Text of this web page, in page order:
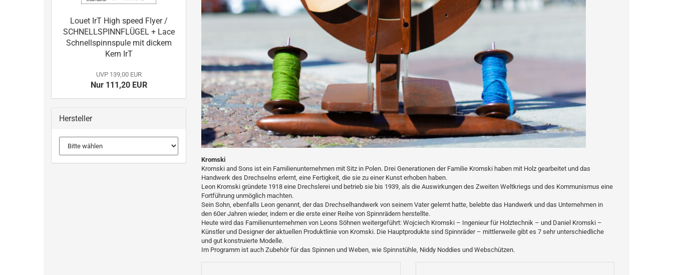
Kromski
Kromski and Sons ist ein Familienunternehmen mit Sitz in Polen. Drei Generationen der Familie Kromski haben mit Holz gearbeitet und das
Handwerk des Drechselns erlernt, eine Fertigkeit, die sie zu einer Kunst erhoben haben.
Leon Kromski gründete 1918 eine Drechslerei und betrieb sie bis 1939, als die Auswirkungen des Zweiten Weltkriegs und des Kommunismus eine
Fortführung unmöglich machten.
Sein Sohn, ebenfalls Leon genannt, der das Drechselhandwerk von seinem Vater gelernt hatte, belebte das Handwerk und das Unternehmen in
den 60er Jahren wieder, indem er die erste einer Reihe von Spinnrädern herstellte.
Heute wird das Familienunternehmen von Leons Söhnen weitergeführt: Wojciech Kromski – Ingenieur für Holztechnik – und Daniel Kromski –
Künstler und Designer der aktuellen Produktlinie von Kromski. Die Hauptprodukte sind Spinnräder – mittlerweile gibt es 7 sehr unterschiedliche
und gut konstruierte Modelle.
Im Programm ist auch Zubehör für das Spinnen und Weben, wie Spinnstühle, Niddy Noddies und Webschützen.
Louet IrT High speed Flyer /
SCHNELLSPINNFLÜGEL + Lace
Schnellspinnspule mit dickem
Kern IrT
UVP 139,00 EUR
Nur 111,20 EUR
Hersteller